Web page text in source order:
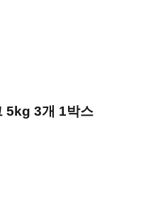
5kg 3개 1박스